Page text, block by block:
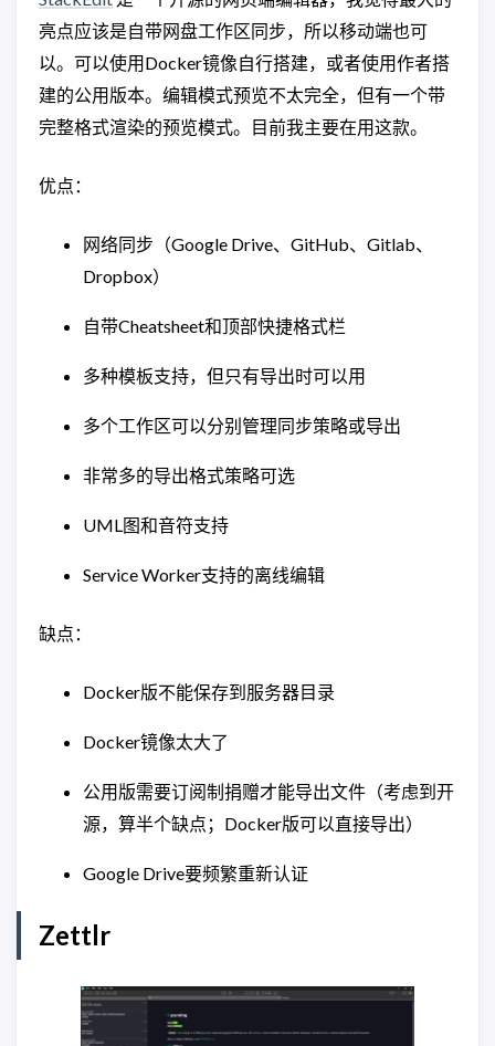
亮点应该是自带网盘工作区同步，所以移动端也可
以。可以使用Docker镜像自行搭建，或者使用作者搭
建的公用版本。编辑模式预览不太完全，但有一个带
完整格式渲染的预览模式。目前我主要在用这款。
优点：
网络同步（Google Drive、GitHub、Gitlab、
Dropbox）
自带Cheatsheet和顶部快捷格式栏
多种模板支持，但只有导出时可以用
多个工作区可以分别管理同步策略或导出
非常多的导出格式策略可选
UML图和音符支持
Service Worker支持的离线编辑
缺点：
Docker版不能保存到服务器目录
Docker镜像太大了
公用版需要订阅制捐赠才能导出文件（考虑到开
源，算半个缺点；Docker版可以直接导出）
Google Drive要频繁重新认证
Zettlr